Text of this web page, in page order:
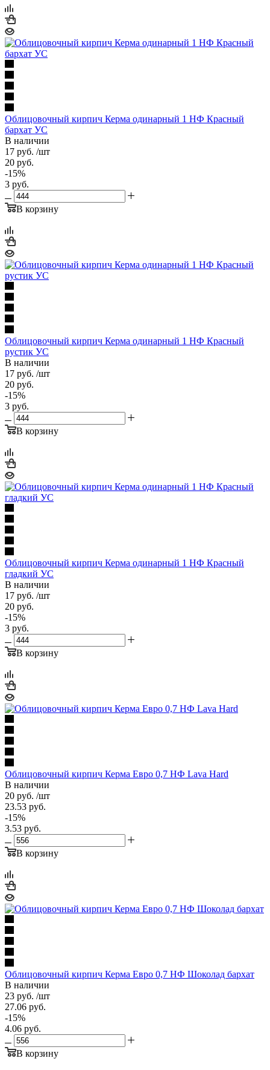
Облицовочный кирпич Керма одинарный 1 НФ Красный
бархат УС
В наличии
17 руб. /шт
20 руб.
-15%
3 руб.
В корзину
Облицовочный кирпич Керма одинарный 1 НФ Красный
рустик УС
В наличии
17 руб. /шт
20 руб.
-15%
3 руб.
В корзину
Облицовочный кирпич Керма одинарный 1 НФ Красный
гладкий УС
В наличии
17 руб. /шт
20 руб.
-15%
3 руб.
В корзину
Облицовочный кирпич Керма Евро 0,7 НФ Lava Hard
В наличии
20 руб. /шт
23.53 руб.
-15%
3.53 руб.
В корзину
Облицовочный кирпич Керма Евро 0,7 НФ Шоколад бархат
В наличии
23 руб. /шт
27.06 руб.
-15%
4.06 руб.
В корзину